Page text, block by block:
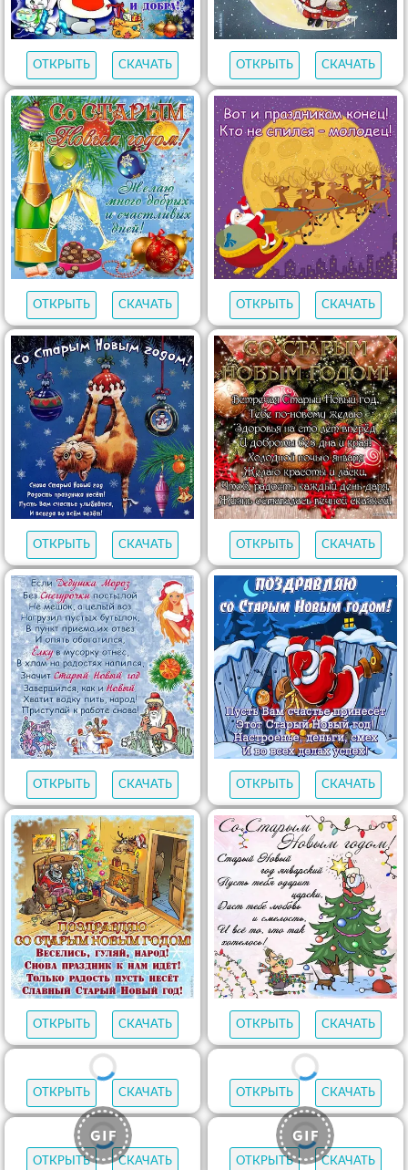
ОТКРЫТЬ СКАЧАТЬ ОТКРЫТЬ СКАЧАТЬ
ОТКРЫТЬ СКАЧАТЬ ОТКРЫТЬ СКАЧАТЬ
ОТКРЫТЬ СКАЧАТЬ ОТКРЫТЬ СКАЧАТЬ
ОТКРЫТЬ СКАЧАТЬ ОТКРЫТЬ СКАЧАТЬ
ОТКРЫТЬ СКАЧАТЬ ОТКРЫТЬ СКАЧАТЬ